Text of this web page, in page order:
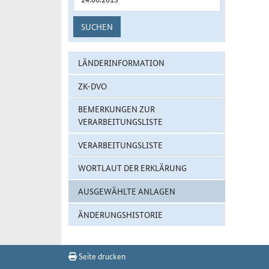
SUCHEN
LÄNDERINFORMATION
ZK-DVO
BEMERKUNGEN ZUR
VERARBEITUNGSLISTE
VERARBEITUNGSLISTE
WORTLAUT DER ERKLÄRUNG
AUSGEWÄHLTE ANLAGEN
ÄNDERUNGSHISTORIE
Seite drucken